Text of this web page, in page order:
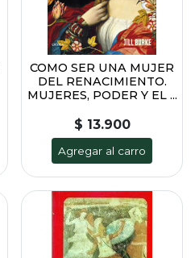
COMO SER UNA MUJER
DEL RENACIMIENTO.
MUJERES, PODER Y EL ...
$ 13.900
Agregar al carro